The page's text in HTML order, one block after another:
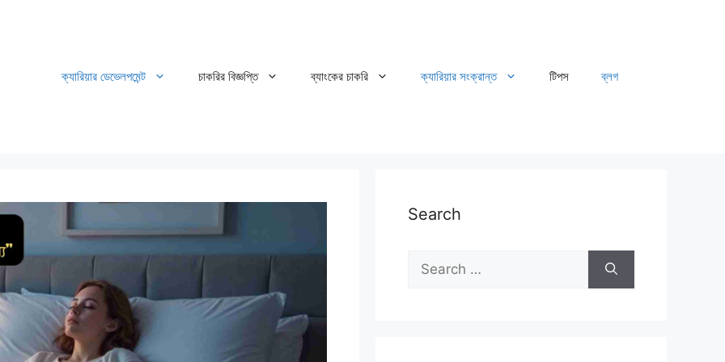
ক্যারিয়ার ডেভেলপমেন্ট চাকরির বিজ্ঞপ্তি ব্যাংকের চাকরি ক্যারিয়ার সংক্রান্ত টিপস ব্লগ
Search
Search
for: